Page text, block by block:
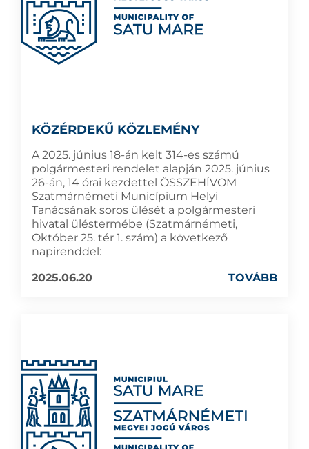
KÖZÉRDEKŰ KÖZLEMÉNY
A 2025. június 18-án kelt 314-es számú
polgármesteri rendelet alapján 2025. június
26-án, 14 órai kezdettel ÖSSZEHÍVOM
Szatmárnémeti Municípium Helyi
Tanácsának soros ülését a polgármesteri
hivatal üléstermébe (Szatmárnémeti,
Október 25. tér 1. szám) a következő
napirenddel:
2025.06.20
TOVÁBB